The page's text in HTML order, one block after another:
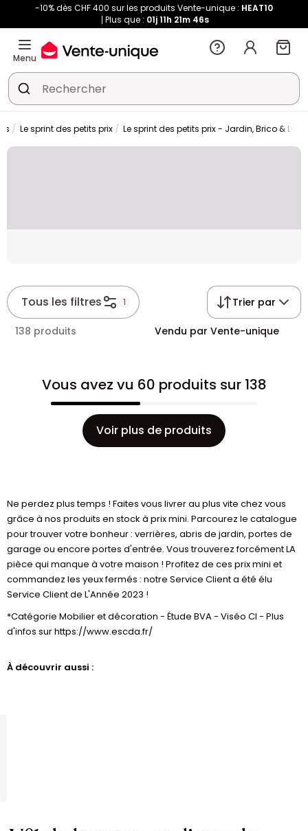
-10% dès CHF 400 sur les produits Vente-unique : HEAT10
Plus que : 01j11h 21m 46s
Menu
Le sprint des petits prix Le sprint des petits prix - Jardin, Brico &
Tous les filtres 1 Trier par
138 produits Vendu par Vente-unique
Vous avez vu 60 produits sur 138
Voir plus de produits
Ne perdez plus temps ! Faites vous livrer au plus vite chez vous
grâce à nos produits en stock à prix mini. Parcourez le catalogue
pour trouver votre bonheur : verrières, abris de jardin, portes de
garage ou encore portes d'entrée. Vous trouverez forcément LA
pièce qui manque à votre maison ! Profitez de ces prix mini et
commandez les yeux fermés : notre Service Client a été élu
Service Client de L'Année 2023 !
*Catégorie Mobilier et décoration - Étude BVA - Viséo CI - Plus
d'infos sur https://www.escda.fr/
À découvrir aussi :